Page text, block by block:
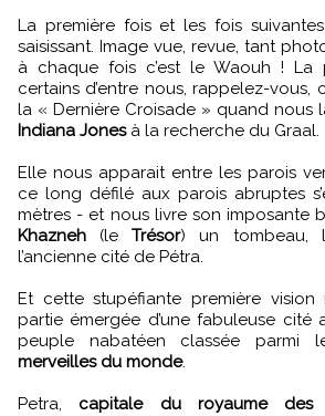
La première fois et les fois suivantes l’effet est toujours
saisissant. Image vue, revue, tant
à chaque fois c’est le Waouh ! La
certains d’entre nous, rappelez-vous,
la « Dernière Croisade » quand nous
Indiana Jonesà la recherche du Graal.
Elle nous apparait entre les parois
ce long défilé aux parois abruptes
mètres - et nous livre son imposante
Khazneh (leTrésor) un tombeau,
l’ancienne cité de Pétra.
Et cette stupéfiante première vision
partie émergée d’une fabuleuse cité
peuple nabatéen classée parmi
merveilles du monde.
Petra, capitale du royaume des